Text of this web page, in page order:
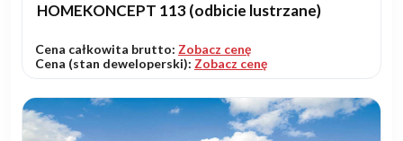
HOMEKONCEPT 113 (odbicie lustrzane)
Cena całkowita brutto: Zobacz cenę
Cena (stan deweloperski): Zobacz cenę